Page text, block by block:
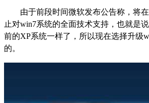
由于前段时间微软发布公告称，将
止对win7系统的全面技术支持，也就是
前的XP系统一样了，所以现在选择升级
的。